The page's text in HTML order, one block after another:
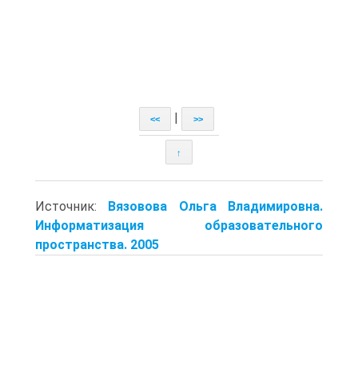
<< >>
↑
Источник: Вязовова Ольга Владимировна.
Информатизация образовательного
пространства. 2005